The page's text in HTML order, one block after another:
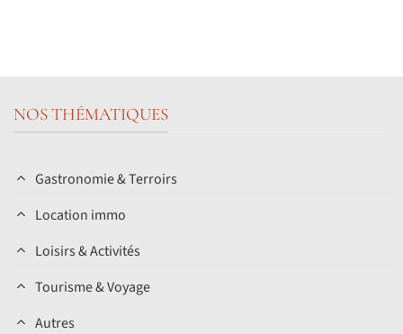
NOS THÉMATIQUES
Gastronomie & Terroirs
Location immo
Loisirs & Activités
Tourisme & Voyage
Autres